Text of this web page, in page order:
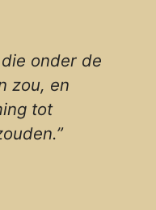
onder de
zou, en
tot